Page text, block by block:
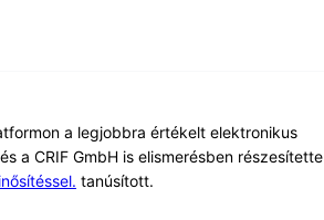
a legjobbra értékelt elektronikus
és a CRIF GmbH is elismerésben részesítette
tanúsított.